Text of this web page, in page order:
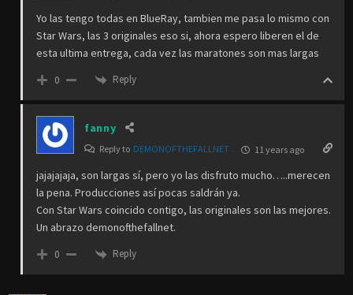
Yo las tengo todas en BlueRay, tambien me pasa lo mismo con
Star Wars, las 3 originales eso si, ahora espero liberen el de
esta ultima entrega, cada vez las maratones son mas largas
0 Reply
fanny
Reply to DEMONOFTHEFALLNET . 11 years ago
jajajajaja, son largas sí, pero yo las disfruto mucho…..merecen
la pena. Producciones así pocas saldrán ya.
Con Star Wars coincido contigo, las originales son las mejores.
Un abrazo demonofthefallnet.
0 Reply